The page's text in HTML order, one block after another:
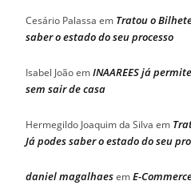
Cesário Palassa em Tratou o
saber o estado do seu processo
Isabel JoãoemINAAREES já
sem sair de casa
Hermegildo Joaquim da Silva em
Já podes saber o estado do seu
daniel magalhaesemE-